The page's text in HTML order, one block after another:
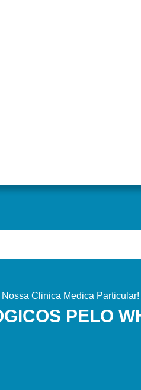
Clinica Medica Particular!
PELO